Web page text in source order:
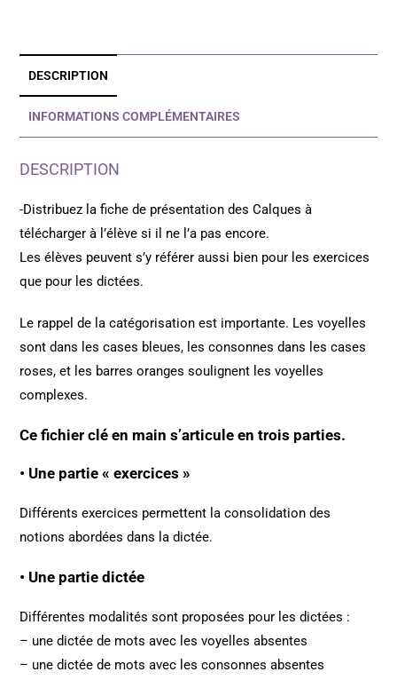
DESCRIPTION
INFORMATIONS COMPLÉMENTAIRES
DESCRIPTION
-Distribuez la fiche de présentation des Calques à
télécharger à l’élève si il ne l’a pas encore.
Les élèves peuvent s’y référer aussi bien pour les exercices
que pour les dictées.
Le rappel de la catégorisation est importante. Les voyelles
sont dans les cases bleues, les consonnes dans les cases
roses, et les barres oranges soulignent les voyelles
complexes.
Ce fichier clé en main s’articule en trois parties.
• Une partie « exercices »
Différents exercices permettent la consolidation des
notions abordées dans la dictée.
• Une partie dictée
Différentes modalités sont proposées pour les dictées :
– une dictée de mots avec les voyelles absentes
– une dictée de mots avec les consonnes absentes